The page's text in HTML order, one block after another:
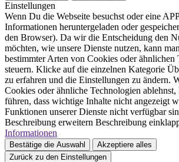
Einstellungen
Wenn Du die Webseite besuchst oder eine
Informationen heruntergeladen oder
den Browser). Da wir die Entscheidung den
möchten, wie unsere Dienste nutzen, kann
bestimmter Arten von Cookies oder ähnlichen
steuern. Klicke auf die einzelnen Kategorie
zu erfahren und die Einstellungen zu ändern.
Cookies oder ähnliche Technologien ablehnst,
führen, dass wichtige Inhalte nicht angezeigt
Funktionen unserer Dienste nicht verfügbar
Beschreibung erweitern Beschreibung
Informationen
Bestätige die Auswahl
Akzeptiere alles
Zurück zu den Einstellungen